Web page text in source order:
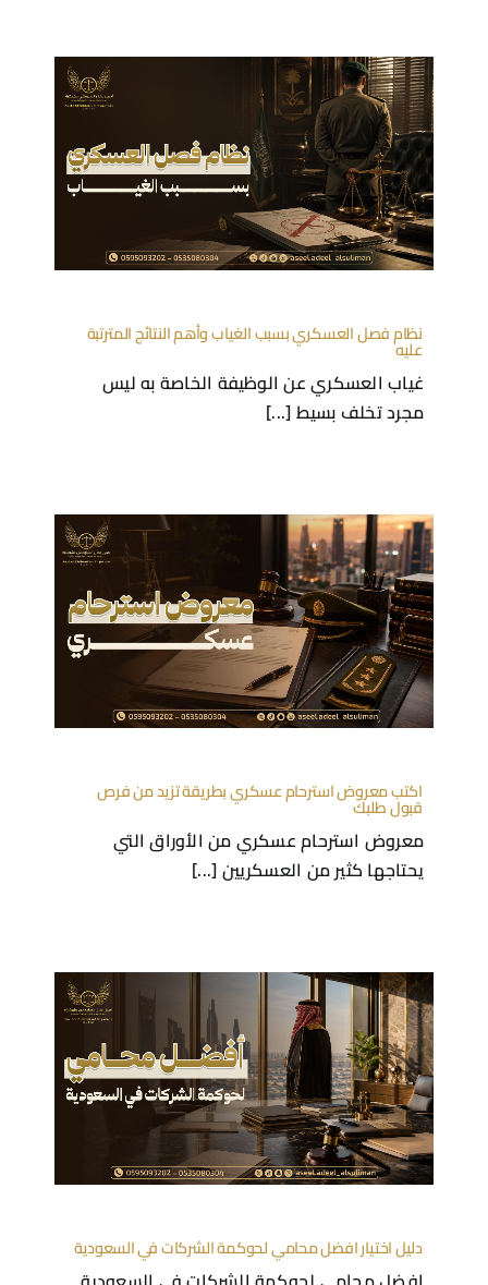
نظام فصل العسكري بسبب الغياب وأهم النتائج المترتبة
عليه
غياب العسكري عن الوظيفة الخاصة به ليس
مجرد تخلف بسيط [...]
اكتب معروض استرحام عسكري بطريقة تزيد من فرص
قبول طلبك
معروض استرحام عسكري من الأوراق التي
يحتاجها كثير من العسكريين [...]
دليل اختيار افضل محامي لحوكمة الشركات في السعودية